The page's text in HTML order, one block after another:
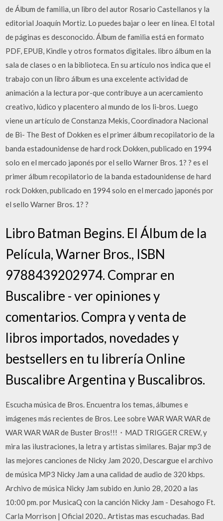
de Álbum de familia, un libro del autor Rosario Castellanos y la
editorial Joaquín Mortiz. Lo puedes bajar o leer en línea. El total
de páginas es desconocido. Álbum de familia está en formato
PDF, EPUB, Kindle y otros formatos digitales. libro álbum en la
sala de clases o en la biblioteca. En su artículo nos indica que el
trabajo con un libro álbum es una excelente actividad de
animación a la lectura por-que contribuye a un acercamiento
creativo, lúdico y placentero al mundo de los li-bros. Luego
viene un artículo de Constanza Mekis, Coordinadora Nacional
de Bi- The Best of Dokken es el primer álbum recopilatorio de la
banda estadounidense de hard rock Dokken, publicado en 1994
solo en el mercado japonés por el sello Warner Bros. 1? ? es el
primer álbum recopilatorio de la banda estadounidense de hard
rock Dokken, publicado en 1994 solo en el mercado japonés por
el sello Warner Bros. 1? ?
Libro Batman Begins. El Álbum de la
Película, Warner Bros., ISBN
9788439202974. Comprar en
Buscalibre - ver opiniones y
comentarios. Compra y venta de
libros importados, novedades y
bestsellers en tu librería Online
Buscalibre Argentina y Buscalibros.
Escucha música de Bros. Encuentra los temas, álbumes e
imágenes más recientes de Bros. Lee sobre WAR WAR WAR de
WAR WAR WAR de Buster Bros!!!・MAD TRIGGER CREW, y
mira las ilustraciones, la letra y artistas similares. Bajar mp3 de
las mejores canciones de Nicky Jam 2020, Descargue el archivo
de música MP3 Nicky Jam a una calidad de audio de 320 kbps.
Archivo de música Nicky Jam subido en Junio 28, 2020 a las
10:00 pm. por MusicaQ con la canción Nicky Jam - Desahogo Ft.
Carla Morrison | Oficial 2020.. Artistas mas escuchadas. Bad